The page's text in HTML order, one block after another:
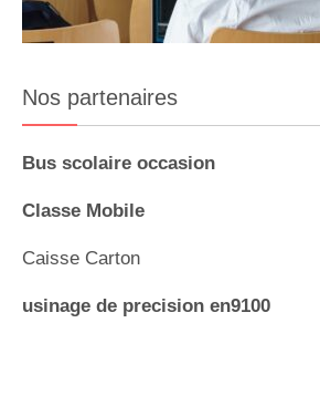
Nos partenaires
Bus scolaire occasion
Classe Mobile
Caisse Carton
usinage de precision en9100